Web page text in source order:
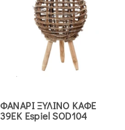
ΦΑΝΑΡΙ ΞΥΛΙΝΟ ΚΑΦΕ
39ΕΚ Espiel SOD104